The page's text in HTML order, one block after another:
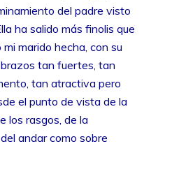
del padre visto
ha salido más finolis que
marido hecha, con su
tan fuertes, tan
tan atractiva pero
el punto de vista de la
los rasgos, de la
andar como sobre